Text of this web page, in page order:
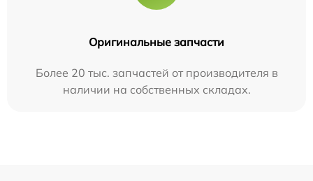
Оригинальные запчасти
Более 20 тыс. запчастей от производителя в
наличии на собственных складах.